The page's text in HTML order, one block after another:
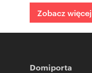
Zobacz więcej
Domiporta